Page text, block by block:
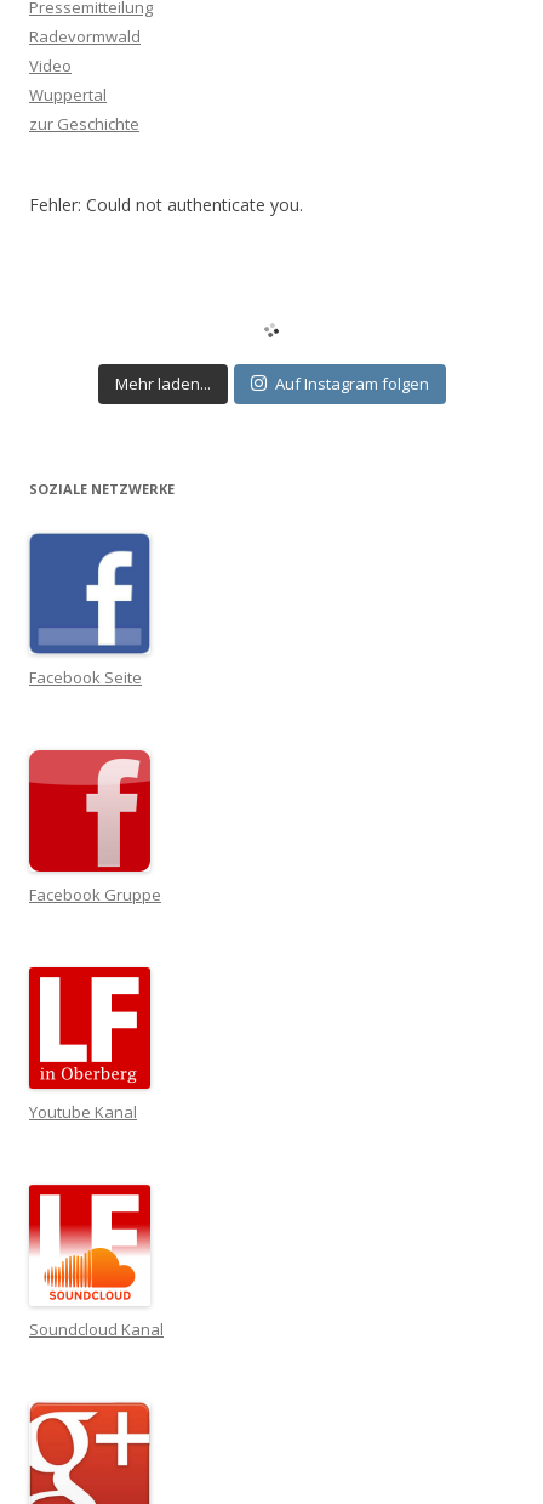
Pressemitteilung
Radevormwald
Video
Wuppertal
zur Geschichte
Fehler: Could not authenticate you.
Mehr laden... Auf Instagram folgen
SOZIALE NETZWERKE
Facebook Seite
Facebook Gruppe
Youtube Kanal
Soundcloud Kanal